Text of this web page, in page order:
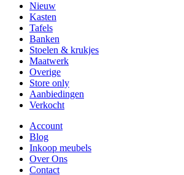
Nieuw
Kasten
Tafels
Banken
Stoelen & krukjes
Maatwerk
Overige
Store only
Aanbiedingen
Verkocht
Account
Blog
Inkoop meubels
Over Ons
Contact